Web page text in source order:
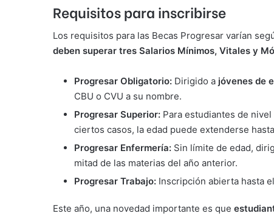
Requisitos para inscribirse
Los requisitos para las Becas Progresar varían
deben superar tres Salarios Mínimos, Vitales y
Progresar Obligatorio: Dirigido a jóvenes de
CBU o CVU a su nombre.
Progresar Superior: Para estudiantes de
ciertos casos, la edad puede extenderse hasta
Progresar Enfermería: Sin límite de edad,
mitad de las materias del año anterior.
Progresar Trabajo: Inscripción abierta hasta el
Este año, una novedad importante es que